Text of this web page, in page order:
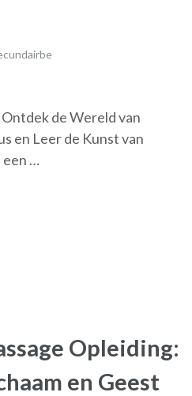
de Wereld van
en Leer de Kunst van
een …
Opleiding:
en Geest